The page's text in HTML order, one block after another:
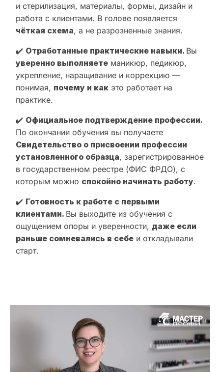
и стерилизация, материалы, формы, дизайн и
работа с клиентами. В голове появляется
чёткая схема, а не разрозненные знания.
✔️ Отработанные практические навыки. Вы
уверенно выполняете маникюр, педикюр,
укрепление, наращивание и коррекцию —
понимая, почему и как это работает на
практике.
✔️ Официальное подтверждение профессии.
По окончании обучения вы получаете
Свидетельство о присвоении профессии
установленного образца, зарегистрированное
в государственном реестре (ФИС ФРДО), с
которым можно спокойно начинать работу.
✔️ Готовность к работе с первыми
клиентами. Вы выходите из обучения с
ощущением опоры и уверенности, даже если
раньше сомневались в себе и откладывали
старт.